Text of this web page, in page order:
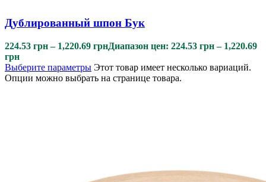
Дублированный шпон Бук
224.53 грн – 1,220.69 грнДиапазон цен: 224.53 грн – 1,220.69
грн
Выберите параметры Этот товар имеет несколько вариаций.
Опции можно выбрать на странице товара.